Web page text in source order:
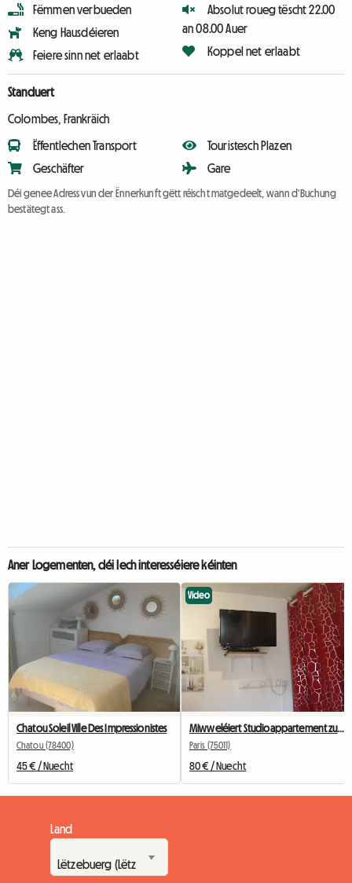
Fëmmen verbueden
Keng Hausdéieren
Feiere sinn net erlaabt
Absolut roueg tëscht 22.00
an 08.00 Auer
Koppel net erlaabt
Standuert
Colombes, Frankräich
Ëffentlechen Transport
Geschäfter
Touristesch Plazen
Gare
Déi genee Adress vun der Ënnerkunft gëtt réischt matgedeelt, wann d'Buchung
bestätegt ass.
Aner Logementen, déi Iech interesséiere kéinten
Chatou Soleil Ville Des Impressionistes
Chatou (78400)
45 € / Nuecht
Video
Miwweléiert Studioappartement zu Bastille fir Studenten, Stagiairen oder Geschäftsreesender.
Paris (75011)
80 € / Nuecht
Land